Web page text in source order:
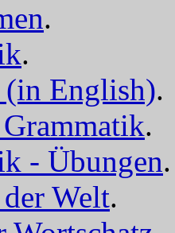
.
.
(in English).
.
- Übungen.
Welt.